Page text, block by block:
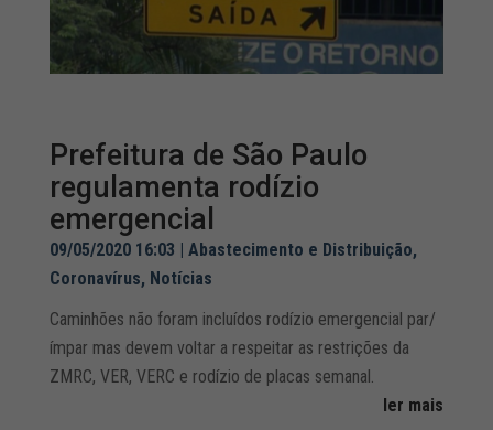
Prefeitura de São Paulo
regulamenta rodízio
emergencial
09/05/2020 16:03 | Abastecimento e Distribuição,
Coronavírus, Notícias
Caminhões não foram incluídos rodízio emergencial par/
ímpar mas devem voltar a respeitar as restrições da
ZMRC, VER, VERC e rodízio de placas semanal.
ler mais